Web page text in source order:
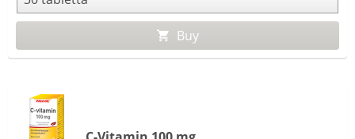
Buy